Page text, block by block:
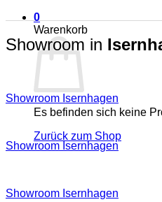
0
Warenkorb
Es befinden sich keine
Zurück zum Shop
Showroom in
Showroom Isernhagen
Showroom Isernhagen
Showroom Isernhagen